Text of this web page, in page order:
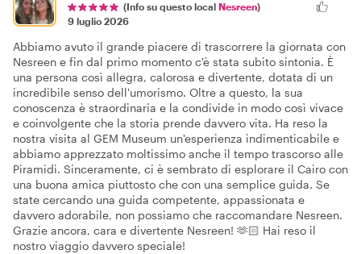
(Info su questo local Nesreen)
9 luglio 2026
Abbiamo avuto il grande piacere di trascorrere la giornata con
Nesreen e fin dal primo momento c'è stata subito sintonia. È
una persona così allegra, calorosa e divertente, dotata di un
incredibile senso dell'umorismo. Oltre a questo, la sua
conoscenza è straordinaria e la condivide in modo così vivace
e coinvolgente che la storia prende davvero vita. Ha reso la
nostra visita al GEM Museum un'esperienza indimenticabile e
abbiamo apprezzato moltissimo anche il tempo trascorso alle
Piramidi. Sinceramente, ci è sembrato di esplorare il Cairo con
una buona amica piuttosto che con una semplice guida. Se
state cercando una guida competente, appassionata e
davvero adorabile, non possiamo che raccomandare Nesreen.
Grazie ancora, cara e divertente Nesreen! 🫶🏻 Hai reso il
nostro viaggio davvero speciale!